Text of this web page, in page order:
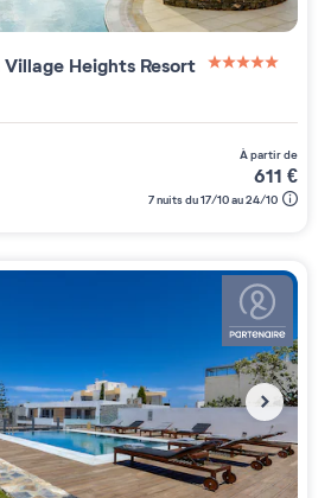
Village Heights Resort
à partir de
611 €
7 nuits du 17/10 au 24/10